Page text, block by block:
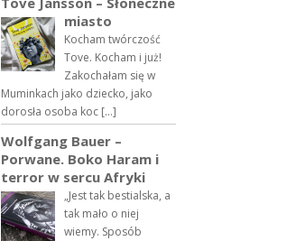
miasto
Kocham twórczość
Tove. Kocham i już!
Zakochałam się w
Muminkach jako dziecko, jako
dorosła osoba koc […]
Wolfgang Bauer –
Porwane. Boko Haram i
terror w sercu Afryki
„Jest tak bestialska, a
tak mało o niej
wiemy. Sposób